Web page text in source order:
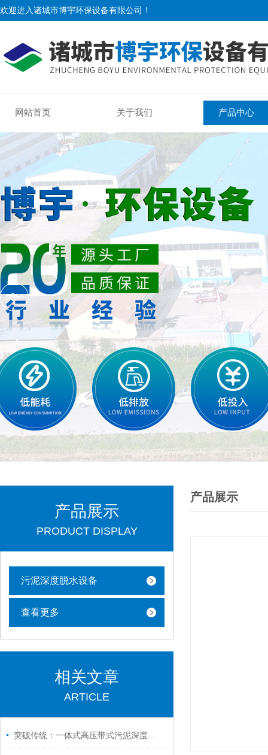
欢迎进入诸城市博宇环保设备有限公司！
网站首页 关于我们 产品中心
产品展示
PRODUCT DISPLAY
污泥深度脱水设备
查看更多
相关文章
ARTICLE
突破传统：一体式高压带式污泥深度脱水机含水率一降到底60%
产品展示